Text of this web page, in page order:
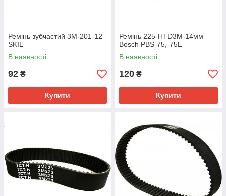
Ремінь зубчастий 3М-201-12
SKIL
В наявності
92 ₴
Купити
Ремінь 225-HTD3M-14мм
Bosch PBS-75,-75E
В наявності
120 ₴
Купити